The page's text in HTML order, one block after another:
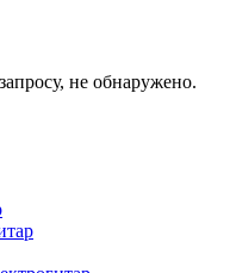
не обнаружено.